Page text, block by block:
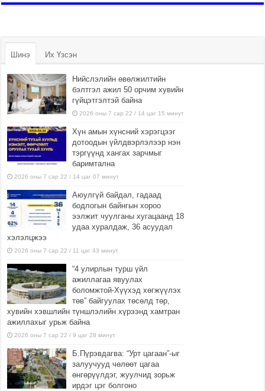
Шинэ Их Үзсэн
Нийслэлийн өвөлжилтийн
бэлтгэл ажил 50 орчим хувийн
гүйцэтгэлтэй байна
2026 оны 7 сар 22 / 14 цаг 15 минут
Хүн амын хүнсний хэрэгцээг
дотоодын үйлдвэрлэлээр нэн
тэргүүнд хангах зарчмыг
баримтална
2026 оны 7 сар 22 / 14 цаг 07 минут
Аюулгүй байдал, гадаад
бодлогын байнгын хороо
ээлжит чуулганы хугацаанд 18
удаа хуралдаж, 36 асуудал
хэлэлцжээ
2026 оны 7 сар 22 / 11 цаг 43 минут
“4 улирлын турш үйл
ажиллагаа явуулах
боломжтой-Хүүхэд хөгжүүлэх
төв” байгуулах төсөлд төр,
хувийн хэвшлийн түншлэлийн хүрээнд хамтран
ажиллахыг урьж байна
2026 оны 7 сар 22 / 9 цаг 28 минут
Б.Пүрэвдагва: “Урт цагаан”-ыг
залуучууд чөлөөт цагаа
өнгөрүүлдэг, жуулчид зорьж
ирдэг цэг болгоно